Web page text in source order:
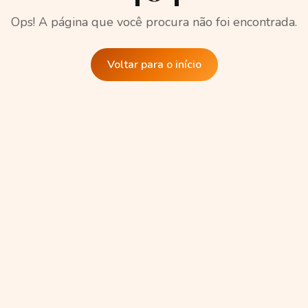
Ops! A página que você procura não foi encontrada.
Voltar para o início